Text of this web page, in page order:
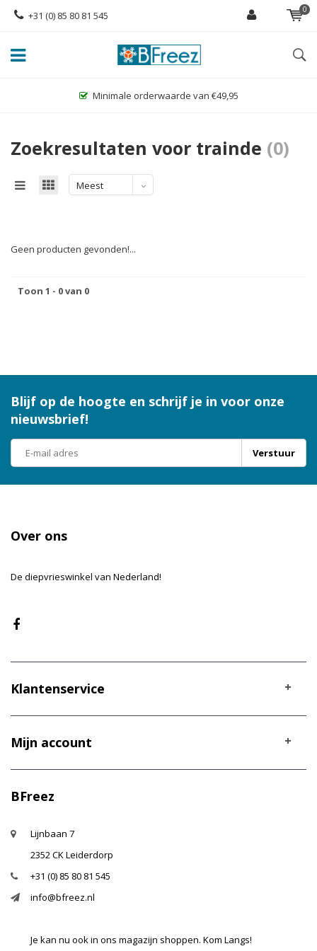
+31 (0) 85 80 81 545 0
Minimale orderwaarde van €49,95
Zoekresultaten voor trainde (0)
Meest
Geen producten gevonden!...
Toon 1 - 0 van 0
Blijf op de hoogte en schrijf je in voor onze
nieuwsbrief!
Verstuur
Over ons
De diepvrieswinkel van Nederland!
Klantenservice
Mijn account
BFreez
Lijnbaan 7
2352 CK Leiderdorp
+31 (0) 85 80 81 545
info@bfreez.nl
Je kan nu ook in ons magazijn shoppen. Kom Langs!